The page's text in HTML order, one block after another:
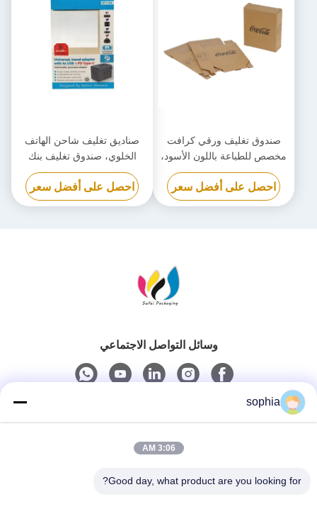
صندوق تغليف ورقي كرافت
مخصص للطباعة باللون الأسود،
صندوق من الورق المقوى
صديق للبيئة
احصل على أفضل سعر
صناديق تغليف شاحن الهاتف
الخلوي، صندوق تغليف بنك
الطاقة القابل للتحلل الحيوي
مخصص
احصل على أفضل سعر
وسائل التواصل الاجتماعي
sophia
3:06 AM
Good day, what product are you looking for?